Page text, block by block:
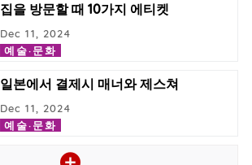
집을 방문할 때 10가지 에티켓
예술·문화
Dec 11, 2024
일본에서 결제시 매너와 제스쳐
예술·문화
Dec 11, 2024